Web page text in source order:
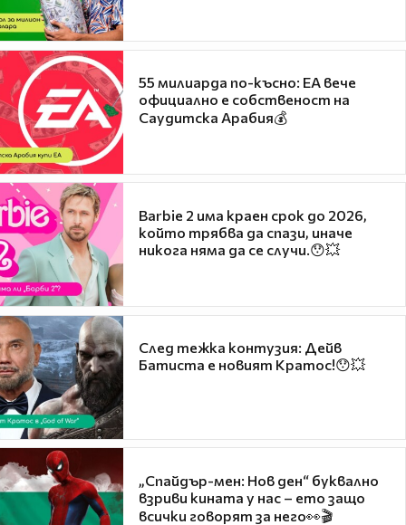
55 милиарда по-късно: EA вече
официално е собственост на
Саудитска Арабия💰
Barbie 2 има краен срок до 2026,
който трябва да спази, иначе
никога няма да се случи.😯💥
След тежка контузия: Дейв
Батиста е новият Кратос!😯💥
„Спайдър-мен: Нов ден“ буквално
взриви кината у нас – ето защо
всички говорят за него👀🎬